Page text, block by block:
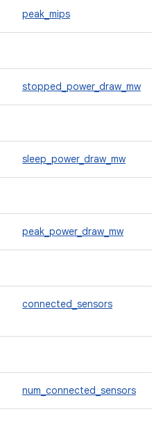
peak_mips
stopped_power_draw_mw
sleep_power_draw_mw
peak_power_draw_mw
connected_sensors
num_connected_sensors